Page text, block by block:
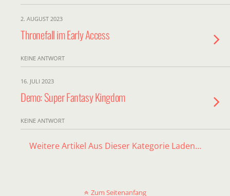
2. AUGUST 2023
Thronefall im Early Access
KEINE ANTWORT
16. JULI 2023
Demo: Super Fantasy Kingdom
KEINE ANTWORT
Weitere Artikel Aus Dieser Kategorie Laden…
Zum Seitenanfang